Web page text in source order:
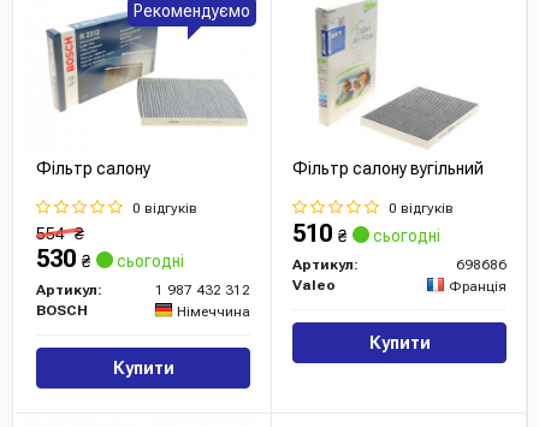
Фільтр салону
0 відгуків
554₴
530 ₴ сьогодні
Артикул:
1 987 432 312
BOSCH
Німеччина
Купити
Рекомендуємо
Фільтр салону вугільний
0 відгуків
510 ₴ сьогодні
Артикул:
698686
Valeo
Франція
Купити